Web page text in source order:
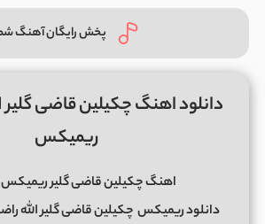
پخش رایگان آهنگ
دانلود اهنگ چکیلین قاضی گلیر
ریمیکس
اهنگ چکیلین قاضی گلیر
دانلود ریمیکس چکیلین قاضی گلیر الله